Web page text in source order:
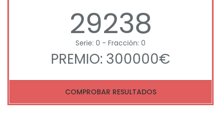
29238
Serie: 0 - Fracción: 0
PREMIO: 300000€
COMPROBAR RESULTADOS